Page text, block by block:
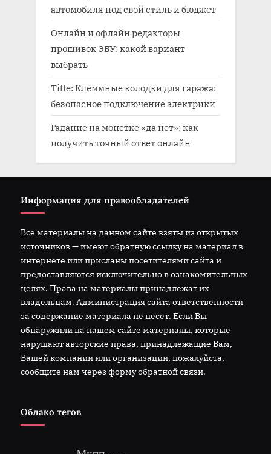
автомобиля под свой стиль и бюджет
Онлайн и офлайн редакторы
прошивок ЭБУ: какой вариант
выбрать
Title: Клеммные колодки для гаража:
безопасное подключение электрики
Гадание на монетке «да нет»: как
получить точный ответ онлайн
Информация для правообладателей
Все материалы на данном сайте взяты из открытых
источников — имеют обратную ссылку на материал в
интернете или присланы посетителями сайта и
предоставляются исключительно в ознакомительных
целях. Права на материалы принадлежат их
владельцам. Администрация сайта ответственности
за содержание материала не несет. Если Вы
обнаружили на нашем сайте материалы, которые
нарушают авторские права, принадлежащие Вам,
Вашей компании или организации, пожалуйста,
сообщите нам через форму обратной связи.
Облако тегов